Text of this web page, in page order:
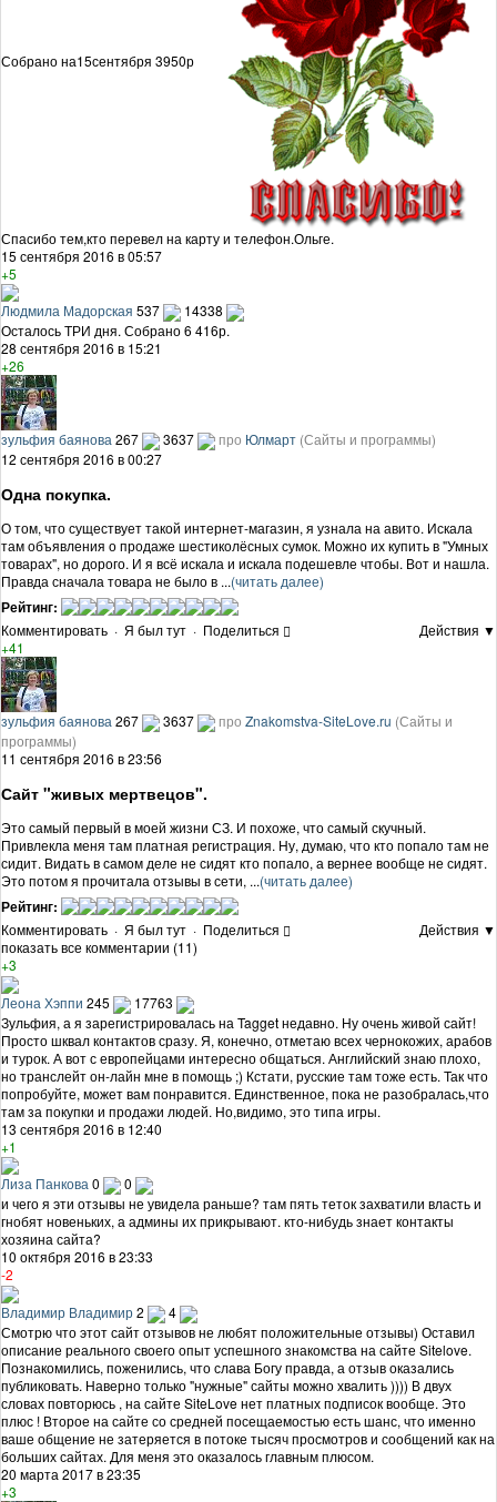
Собрано на15сентября 3950р
Спасибо тем,кто перевел на карту и телефон.Ольге.
15 сентября 2016 в 05:57
+5
Людмила Мадорская 537
14338
Осталось ТРИ дня. Собрано 6 416р.
28 сентября 2016 в 15:21
+26
зульфия баянова 267 3637 про Юлмарт (Сайты и программы)
12 сентября 2016 в 00:27
Одна покупка.
О том, что существует такой интернет-магазин, я узнала на авито. Искала
там объявления о продаже шестиколёсных сумок. Можно их купить в "Умных
товарах", но дорого. И я всё искала и искала подешевле чтобы. Вот и нашла.
Правда сначала товара не было в ...(читать далее)
Рейтинг:
Комментировать · Я был тут · Поделиться
Действия ▼
+41
зульфия баянова 267 3637 про Znakomstva-SiteLove.ru (Сайты и
программы)
11 сентября 2016 в 23:56
Сайт "живых мертвецов".
Это самый первый в моей жизни СЗ. И похоже, что самый скучный.
Привлекла меня там платная регистрация. Ну, думаю, что кто попало там не
сидит. Видать в самом деле не сидят кто попало, а вернее вообще не сидят.
Это потом я прочитала отзывы в сети, ...(читать далее)
Рейтинг:
Комментировать · Я был тут · Поделиться
Действия ▼
показать все комментарии (11)
+3
Леона Хэппи 245
17763
Зульфия, а я зарегистрировалась на Tagget недавно. Ну очень живой сайт!
Просто шквал контактов сразу. Я, конечно, отметаю всех чернокожих, арабов
и турок. А вот с европейцами интересно общаться. Английский знаю плохо,
но транслейт он-лайн мне в помощь ;) Кстати, русские там тоже есть. Так что
попробуйте, может вам понравится. Единственное, пока не разобралась,что
там за покупки и продажи людей. Но,видимо, это типа игры.
13 сентября 2016 в 12:40
+1
Лиза Панкова 0
0
и чего я эти отзывы не увидела раньше? там пять теток захватили власть и
гнобят новеньких, а админы их прикрывают. кто-нибудь знает контакты
хозяина сайта?
10 октября 2016 в 23:33
-2
Владимир Владимир2
4
Смотрю что этот сайт отзывов не любят положительные отзывы) Оставил
описание реального своего опыт успешного знакомства на сайте Sitelove.
Познакомились, поженились, что слава Богу правда, а отзыв оказались
публиковать. Наверно только "нужные" сайты можно хвалить )))) В двух
словах повторюсь , на сайте SiteLove нет платных подписок вообще. Это
плюс ! Второе на сайте со средней посещаемостью есть шанс, что именно
ваше общение не затеряется в потоке тысяч просмотров и сообщений как на
больших сайтах. Для меня это оказалось главным плюсом.
20 марта 2017 в 23:35
+3